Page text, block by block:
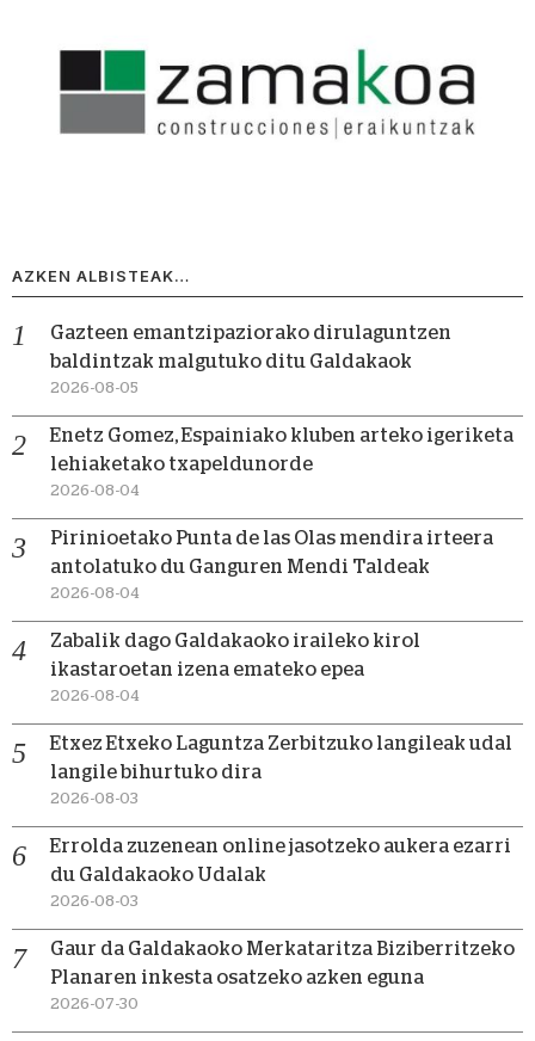
AZKEN ALBISTEAK…
Gazteen emantzipaziorako dirulaguntzen
baldintzak malgutuko ditu Galdakaok
2026-08-05
Enetz Gomez, Espainiako kluben arteko igeriketa
lehiaketako txapeldunorde
2026-08-04
Pirinioetako Punta de las Olas mendira irteera
antolatuko du Ganguren Mendi Taldeak
2026-08-04
Zabalik dago Galdakaoko iraileko kirol
ikastaroetan izena emateko epea
2026-08-04
Etxez Etxeko Laguntza Zerbitzuko langileak udal
langile bihurtuko dira
2026-08-03
Errolda zuzenean online jasotzeko aukera ezarri
du Galdakaoko Udalak
2026-08-03
Gaur da Galdakaoko Merkataritza Biziberritzeko
Planaren inkesta osatzeko azken eguna
2026-07-30